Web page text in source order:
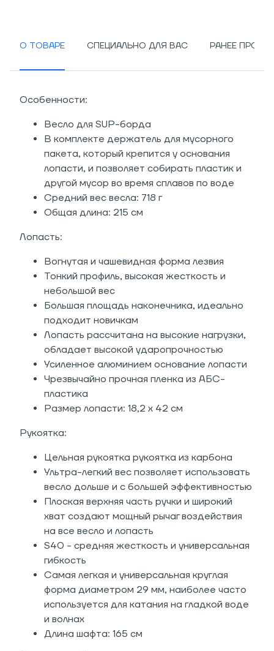
О ТОВАРЕ СПЕЦИАЛЬНО ДЛЯ ВАС РАНЕЕ
Особенности:
Весло для SUP-борда
В комплекте держатель для мусорного
пакета, который крепится у основания
лопасти, и позволяет собирать пластик и
другой мусор во время сплавов по воде
Средний вес весла: 718 г
Общая длина: 215 см
Лопасть:
Вогнутая и чашевидная форма лезвия
Тонкий профиль, высокая жесткость и
небольшой вес
Большая площадь наконечника, идеально
подходит новичкам
Лопасть рассчитана на высокие нагрузки,
обладает высокой ударопрочностью
Усиленное алюминием основание лопасти
Чрезвычайно прочная пленка из АБС-
пластика
Размер лопасти: 18,2 х 42 см
Рукоятка:
Цельная рукоятка рукоятка из карбона
Ультра-легкий вес позволяет использовать
весло дольше и с большей эффективностью
Плоская верхняя часть ручки и широкий
хват создают мощный рычаг воздействия
на все весло и лопасть
S40 - средняя жесткость и универсальная
гибкость
Самая легкая и универсальная круглая
форма диаметром 29 мм, наиболее часто
используется для катания на гладкой воде
и волнах
Длина шафта: 165 см